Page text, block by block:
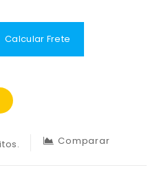
Calcular Frete
Comparar